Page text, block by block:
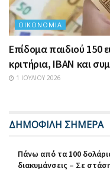
ΟΙΚΟΝΟΜΊΑ
Επίδομα παιδιού 150
κριτήρια, IBAN και
1 ΙΟΥΛΊΟΥ 2026
ΔΗΜΟΦΙΛΗ ΣΗΜΕΡΑ
Πάνω από τα 100
διακυμάνσεις – Σε